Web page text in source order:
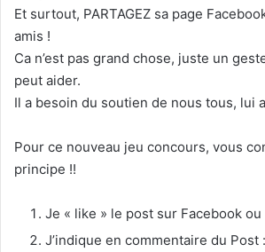
Et surtout, PARTAGEZ sa page
amis !
Ca n’est pas grand chose, juste un
peut aider.
Il a besoin du soutien de nous tous, lui
Pour ce nouveau jeu concours, vous
principe !!
Je « like » le post sur Facebook ou
J’indique en commentaire du Post